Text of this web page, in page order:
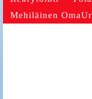
Mehiläinen